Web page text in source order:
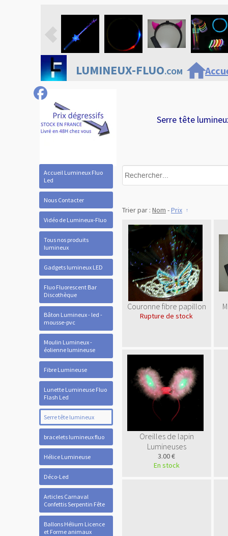
Accueil Lumineux Fluo
Led
Nous Contacter
Vidéo de Lumineux-Fluo
Tous nos produits
lumineux
Gadgets lumineux LED
Fluo Fluorescent Bar
Discothèque
Bâton Lumineux - led -
mousse-pvc
Moulin Lumineux -
éolienne lumineuse
Fibre Lumineuse
Lunette Lumineuse Fluo
Flash Led
Serre tête lumineux
bracelets lumineux fluo
Hélice Lumineuse
Déco-Led
Articles Carnaval
Confettis Serpentin Fête
Ballons Hélium Licence
et Forme animaux
LUMINEUX-FLUO.COMhome
Serre tête
Trier par : Nom -Prix
Couronne fibre papillon
Rupture de stock
Oreilles de lapin
Lumineuses
3.00 €
En stock